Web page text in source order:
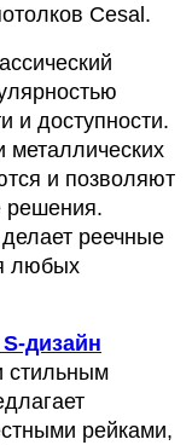
Cesal.
и доступности.
и позволяют
решения.
реечные
любых
дизайн
стильным
рейками,